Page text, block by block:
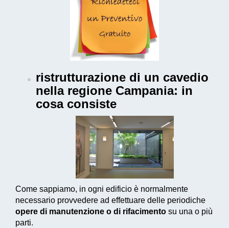
ristrutturazione di un cavedio
nella regione Campania: in
cosa consiste
Come sappiamo, in ogni edificio è normalmente
necessario provvedere ad effettuare delle periodiche
opere di manutenzione o di rifacimento su una o più
parti.